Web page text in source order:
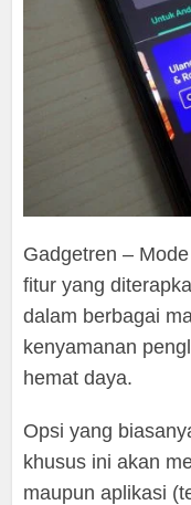
Gadgetren –
fitur yang
dalam berbagai
kenyamanan
hemat daya.
Opsi yang
khusus ini akan
maupun aplikasi